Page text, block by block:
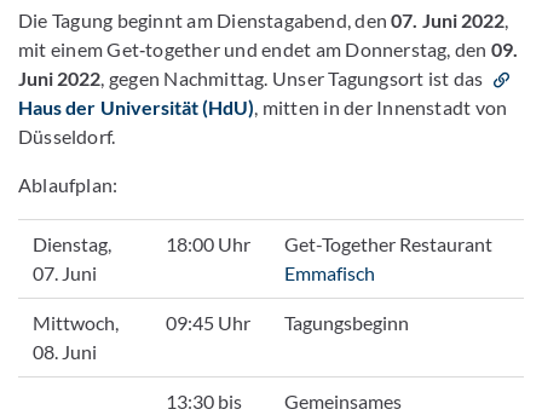
Die Tagung beginnt am Dienstagabend, den07. Juni 2022,
mit einem Get‐together und endet am Donnerstag, den09.
Juni 2022, gegen Nachmittag. Unser Tagungsort ist das
Haus der Universität (HdU), mitten in der Innenstadt von
Düsseldorf.
Ablaufplan:
Dienstag,
07. Juni
18:00 Uhr
Get-Together Restaurant
Emmafisch
Mittwoch,
08. Juni
09:45 Uhr Tagungsbeginn
13:30 bis
Gemeinsames